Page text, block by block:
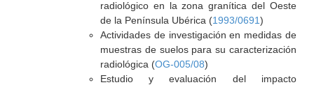
radiológico en la zona granítica del Oeste
de la Península Ubérica (1993/0691)
Actividades de investigación en medidas de
muestras de suelos para su caracterización
radiológica (OG-005/08)
Estudio y evaluación del impacto